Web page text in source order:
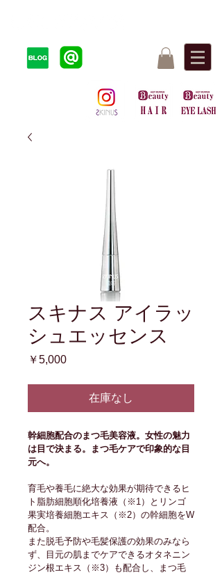
スキナス アイラッ
シュエッセンス
￥5,000価
在庫なし
幹細胞配合のまつ毛美容液。女性の魅力
は目で決まる。まつ毛ケアで印象的な目
元へ。
育毛や養毛に絶大な効果が期待できるヒ
ト脂肪細胞順化培養液（※1）とリンゴ
果実培養細胞エキス（※2）の幹細胞をW
配合。
また脱毛予防や毛髪保護の効果のみなら
ず、目元の肌までケアできるオタネニン
ジン根エキス（※3）も配合し、まつ毛